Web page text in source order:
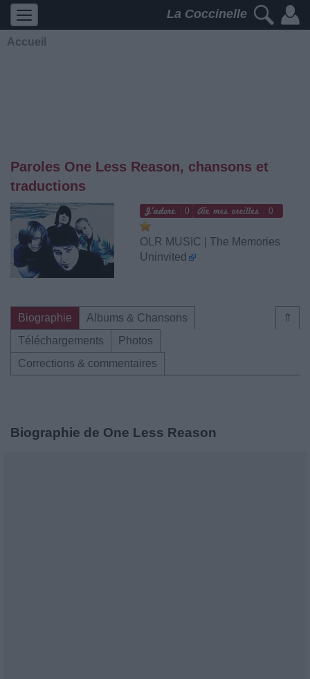
La Coccinelle
Accueil
Paroles One Less Reason, chansons et
traductions
0 0
OLR MUSIC | The Memories
Uninvited
⇑
Biographie
Albums & Chansons
Téléchargements
Photos
Corrections & commentaires
Biographie de One Less Reason